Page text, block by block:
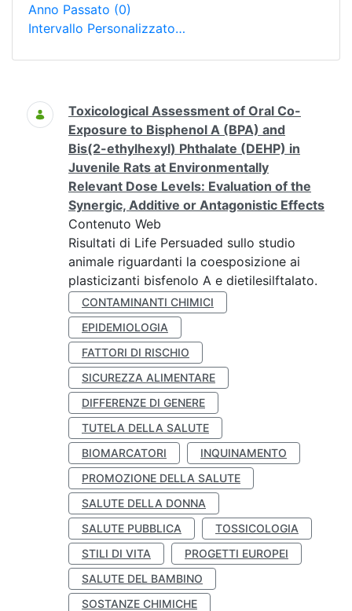
Anno Passato (0)
Intervallo Personalizzato…
Ricerca
Toxicological Assessment of Oral Co-
Exposure to Bisphenol A (BPA) and
Bis(2-ethylhexyl) Phthalate (DEHP) in
Juvenile Rats at Environmentally
Relevant Dose Levels: Evaluation of the
Synergic, Additive or Antagonistic Effects
Contenuto Web
Risultati di Life Persuaded sullo studio
animale riguardanti la coesposizione ai
plasticizanti bisfenolo A e dietilesilftalato.
CONTAMINANTI CHIMICI
EPIDEMIOLOGIA
FATTORI DI RISCHIO
SICUREZZA ALIMENTARE
DIFFERENZE DI GENERE
TUTELA DELLA SALUTE
BIOMARCATORI
INQUINAMENTO
PROMOZIONE DELLA SALUTE
SALUTE DELLA DONNA
SALUTE PUBBLICA
TOSSICOLOGIA
STILI DI VITA
PROGETTI EUROPEI
SALUTE DEL BAMBINO
SOSTANZE CHIMICHE